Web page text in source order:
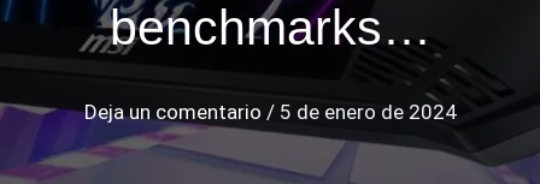
benchmarks…
Deja un comentario / 5 de enero de 2024